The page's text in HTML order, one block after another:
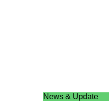
News & Update